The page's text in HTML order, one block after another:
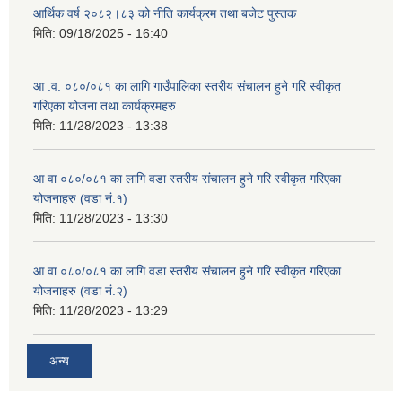
आर्थिक वर्ष २०८२।८३ को नीति कार्यक्रम तथा बजेट पुस्तक
मिति: 09/18/2025 - 16:40
आ .व. ०८०/०८१ का लागि गाउँपालिका स्तरीय संचालन हुने गरि स्वीकृत
गरिएका योजना तथा कार्यक्रमहरु
मिति: 11/28/2023 - 13:38
आ वा ०८०/०८१ का लागि वडा स्तरीय संचालन हुने गरि स्वीकृत गरिएका
योजनाहरु (वडा नं.१)
मिति: 11/28/2023 - 13:30
आ वा ०८०/०८१ का लागि वडा स्तरीय संचालन हुने गरि स्वीकृत गरिएका
योजनाहरु (वडा नं.२)
मिति: 11/28/2023 - 13:29
अन्य